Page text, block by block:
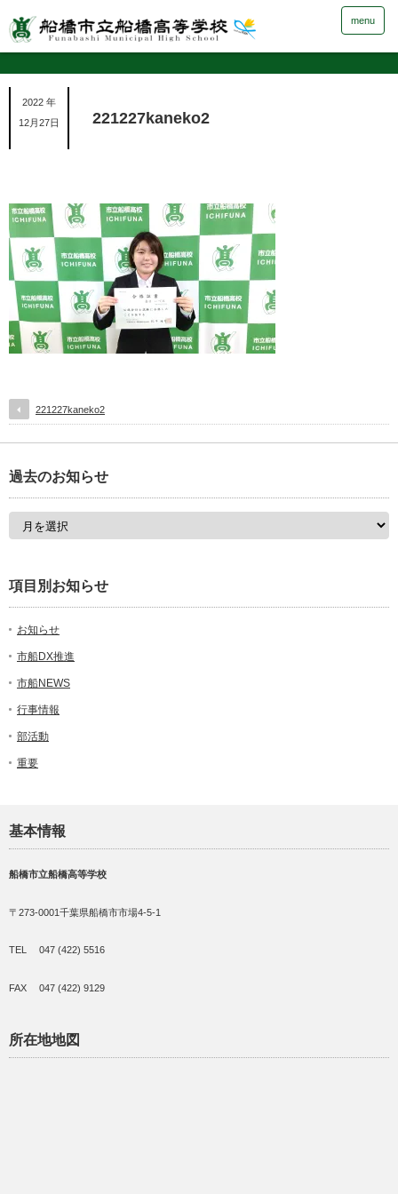
menu
2022 年
12月27日
221227kaneko2
221227kaneko2
過去のお知らせ
項目別お知らせ
お知らせ
市船DX推進
市船NEWS
行事情報
部活動
重要
基本情報
船橋市立船橋高等学校
〒273-0001千葉県船橋市市場4-5-1
TEL 047 (422) 5516
FAX 047 (422) 9129
所在地地図